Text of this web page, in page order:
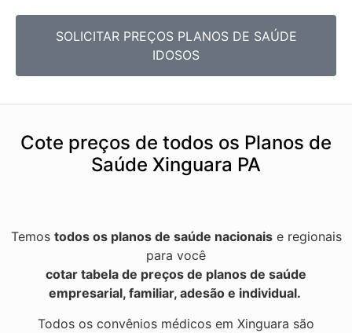
SOLICITAR PREÇOS PLANOS DE SAÚDE
IDOSOS
Cote preços de todos os Planos de
Saúde Xinguara PA
Temos todos os planos de saúde nacionaise regionais
para você
cotar tabela de preços de planos de saúde
empresarial, familiar, adesão e individual.
Todos os convênios médicos em Xinguara são